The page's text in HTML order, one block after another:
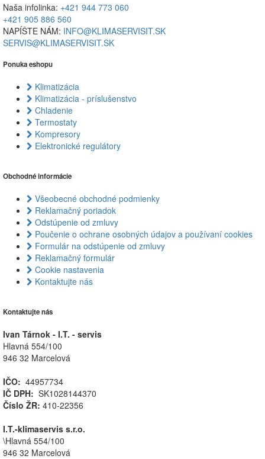
Naša infolinka: +421 944 773 060
+421 905 886 560
NAPÍŠTE NÁM: INFO@KLIMASERVISIT.SK
SERVIS@KLIMASERVISIT.SK
Ponuka eshopu
Klimatizácia
Klimatizácia - príslušenstvo
Chladenie
Termostaty
Kompresory
Elektronické regulátory
Obchodné informácie
Všeobecné obchodné podmienky
Reklamačný poriadok
Odstúpenie od zmluvy
Poučenie o ochrane osobných údajov a používaní cookies
Formulár na odstúpenie od zmluvy
Reklamačný formulár
Cookie nastavenia
Kontaktujte nás
Kontaktujte nás
Ivan Tárnok - I.T. - servis
Hlavná 554/100
946 32 Marcelová
IČO: 44957734
IČ DPH: SK1028144370
Číslo ŽR: 410-22356
I.T.-klimaservis s.r.o.
\Hlavná 554/100
946 32 Marcelová